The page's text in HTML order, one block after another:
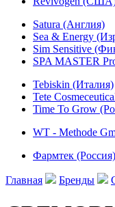
Satura (Англия)
Sea & Energy
Sim Sensitive
SPA MASTER
Tebiskin (Италия)
Tete
Time To Grow
WT - Methode
Фармтек (Россия)
Главная Бренды